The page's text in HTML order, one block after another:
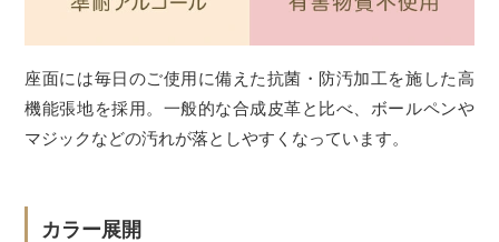
座面には毎日のご使用に備えた抗菌・防汚加工を施した高
機能張地を採用。一般的な合成皮革と比べ、ボールペンや
マジックなどの汚れが落としやすくなっています。
カラー展開